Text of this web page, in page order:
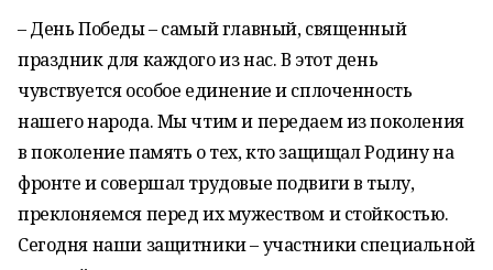
– День Победы – самый главный, священный
праздник для каждого из нас. В этот день
чувствуется особое единение и сплоченность
нашего народа. Мы чтим и передаем из поколения
в поколение память о тех, кто защищал Родину на
фронте и совершал трудовые подвиги в тылу,
преклоняемся перед их мужеством и стойкостью.
Сегодня наши защитники – участники специальной